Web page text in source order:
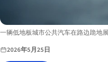
Image description:
一辆低地板城市公共汽车在路边跪地
2026年5月25日